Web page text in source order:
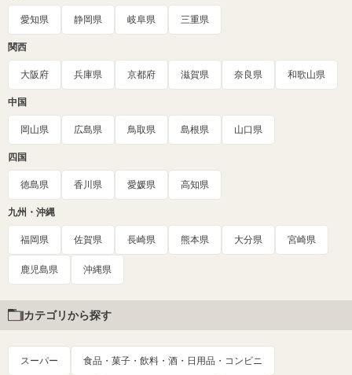
愛知県 静岡県 岐阜県 三重県
関西
大阪府 兵庫県 京都府 滋賀県 奈良県 和歌山県
中国
岡山県 広島県 鳥取県 島根県 山口県
四国
徳島県 香川県 愛媛県 高知県
九州・沖縄
福岡県 佐賀県 長崎県 熊本県 大分県 宮崎県
鹿児島県 沖縄県
カテゴリから探す
スーパー 食品・菓子・飲料・酒・日用品・コンビニ